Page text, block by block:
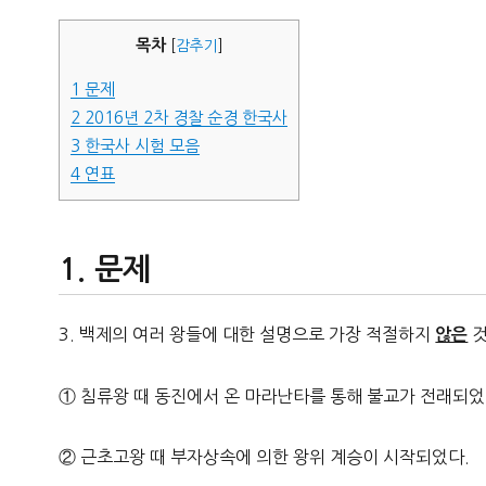
자
목차 감추기
1 문제
2 2016년 2차 경찰 순경 한국사
3 한국사 시험 모음
4 연표
문제
3. 백제의 여러 왕들에 대한 설명으로 가장 적절하지 않은
① 침류왕 때 동진에서 온 마라난타를 통해 불교가 전래되었
② 근초고왕 때 부자상속에 의한 왕위 계승이 시작되었다.